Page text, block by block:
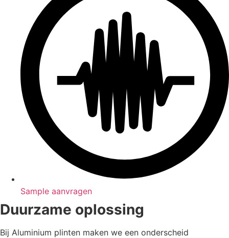
Sample aanvragen
Duurzame oplossing
Bij Aluminium plinten maken we een onderscheid